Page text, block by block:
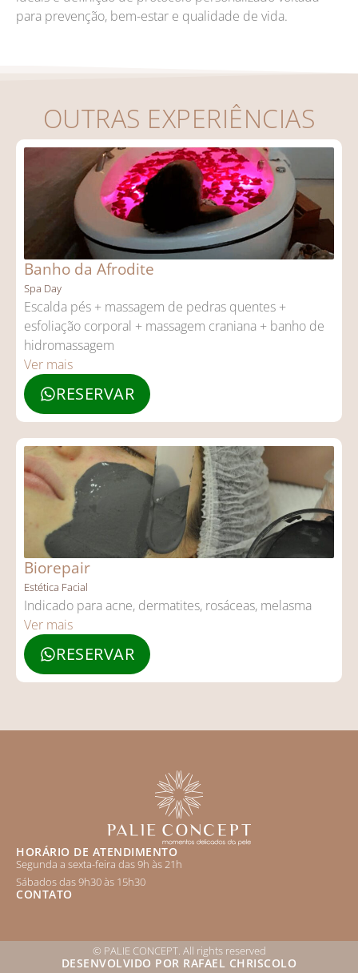
para prevenção, bem-estar e qualidade de vida.
OUTRAS EXPERIÊNCIAS
Banho da Afrodite
Spa Day
Escalda pés + massagem de pedras quentes +
esfoliação corporal + massagem craniana + banho de
hidromassagem
Ver mais
RESERVAR
Biorepair
Estética Facial
Indicado para acne, dermatites, rosáceas, melasma
Ver mais
RESERVAR
HORÁRIO DE ATENDIMENTO
Segunda a sexta-feira das 9h às 21h
Sábados das 9h30 às 15h30
CONTATO
© PALIE CONCEPT. All rights reserved
DESENVOLVIDO POR RAFAEL CHRISCOLO